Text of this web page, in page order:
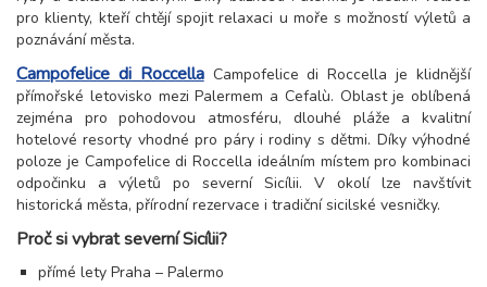
pro klienty, kteří chtějí spojit relaxaci u moře s možností výletů a
poznávání města.
Campofelice di RoccellaCampofelice di Roccella je klidnější
přímořské letovisko mezi Palermem a Cefalù. Oblast je oblíbená
zejména pro pohodovou atmosféru, dlouhé pláže a kvalitní
hotelové resorty vhodné pro páry i rodiny s dětmi. Díky výhodné
poloze je Campofelice di Roccella ideálním místem pro kombinaci
odpočinku a výletů po severní Sicílii. V okolí lze navštívit
historická města, přírodní rezervace i tradiční sicilské vesničky.
Proč si vybrat severní Sicílii?
přímé lety Praha – Palermo